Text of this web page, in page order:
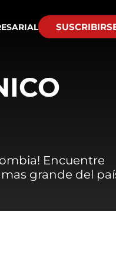
Encuentre
grande del